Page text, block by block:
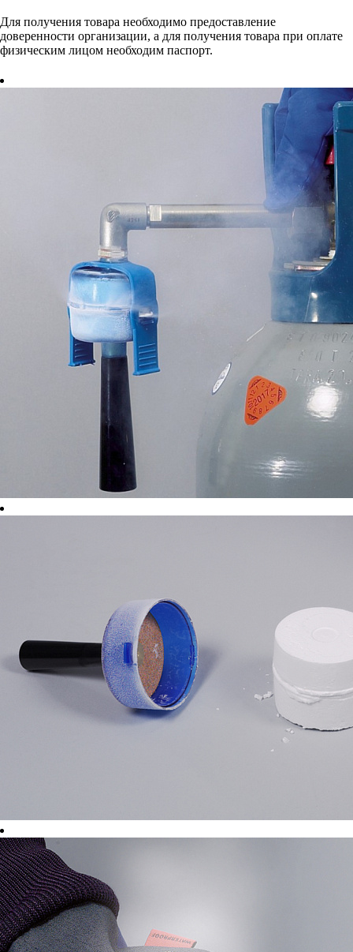
Для получения товара необходимо предоставление
доверенности организации, а для получения товара при оплате
физическим лицом необходим паспорт.